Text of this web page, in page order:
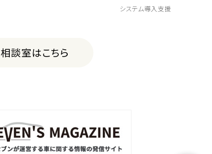
システム導入支援
談室はこちら